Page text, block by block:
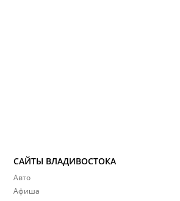
САЙТЫ ВЛАДИВОСТОКА
Авто
Афиша